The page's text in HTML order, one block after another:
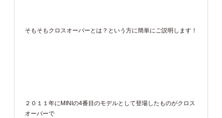
そもそもクロスオーバーとは？という方に簡単にご説明します！
２０１１年にMINIの4番目のモデルとして登場したものがクロス
オーバーで